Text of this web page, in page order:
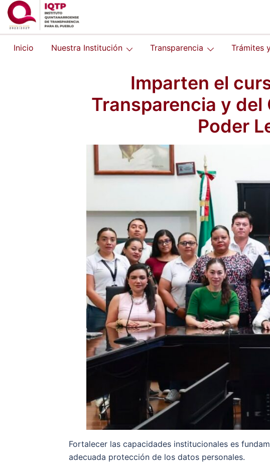
Saltar
contenido
Inicio Nuestra Institución Transparencia Trámites
Imparten el
Transparencia y del
Poder
Fortalecer las capacidades institucionales es
adecuada protección de los datos personales.